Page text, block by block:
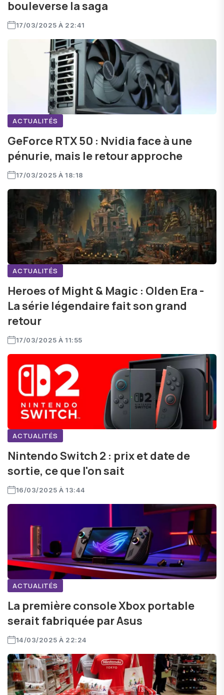
bouleverse la saga
17/03/2025 À 22:41
ACTUALITÉS
GeForce RTX 50 : Nvidia face à une
pénurie, mais le retour approche
17/03/2025 À 18:18
ACTUALITÉS
Heroes of Might & Magic : Olden Era -
La série légendaire fait son grand
retour
17/03/2025 À 11:55
ACTUALITÉS
Nintendo Switch 2 : prix et date de
sortie, ce que l'on sait
16/03/2025 À 13:44
ACTUALITÉS
La première console Xbox portable
serait fabriquée par Asus
14/03/2025 À 22:24